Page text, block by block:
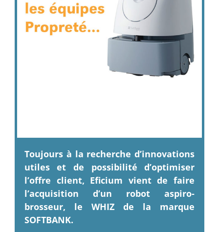
Toujours à la recherche d’innovations
utiles et de possibilité d’optimiser
l’offre client, Eficium vient de faire
l’acquisition d’un robot aspiro-
brosseur, le WHIZ de la marque
SOFTBANK.